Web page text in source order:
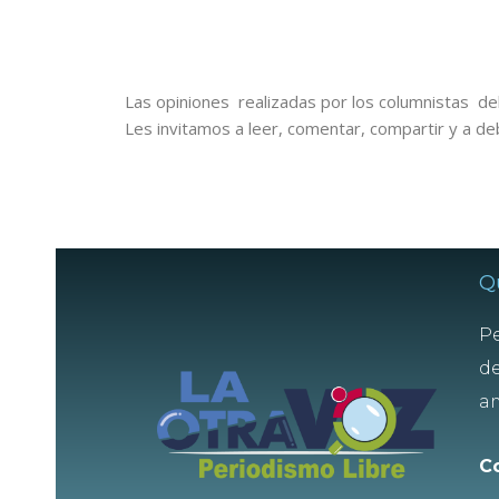
Las opiniones realizadas por los columnistas
Les invitamos a leer, comentar, compartir y a